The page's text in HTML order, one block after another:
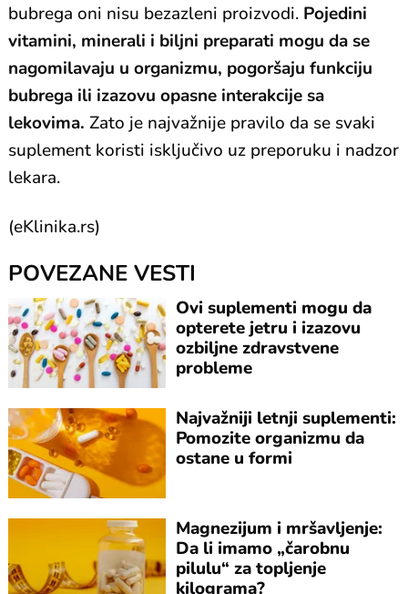
bubrega oni nisu bezazleni proizvodi. Pojedini
vitamini, minerali i biljni preparati mogu da se
nagomilavaju u organizmu, pogoršaju funkciju
bubrega ili izazovu opasne interakcije sa
lekovima. Zato je najvažnije pravilo da se svaki
suplement koristi isključivo uz preporuku i nadzor
lekara.
(eKlinika.rs)
POVEZANE VESTI
Ovi suplementi mogu da
opterete jetru i izazovu
ozbiljne zdravstvene
probleme
Najvažniji letnji suplementi:
Pomozite organizmu da
ostane u formi
Magnezijum i mršavljenje:
Da li imamo „čarobnu
pilulu“ za topljenje
kilograma?